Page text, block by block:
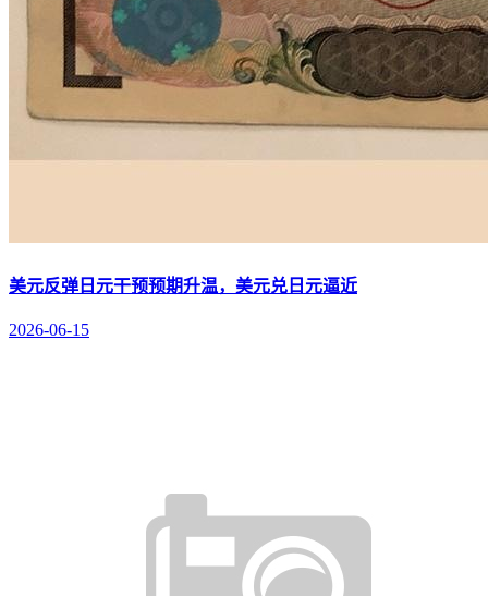
美元反弹日元干预预期升温，美元兑日元逼近
2026-06-15